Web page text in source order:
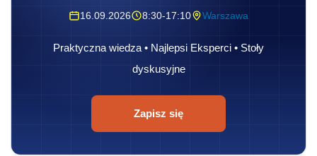
16.09.2026 8:30-17:10 Warszawa
Praktyczna wiedza • Najlepsi Eksperci • Stoły
dyskusyjne
Zapisz się